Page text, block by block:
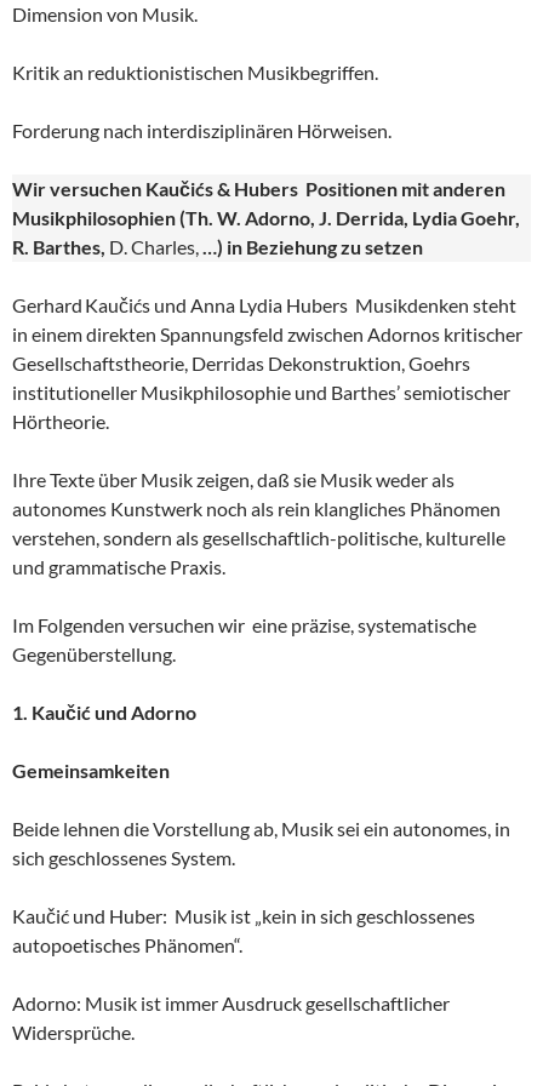
Dimension von Musik.
Kritik an reduktionistischen Musikbegriffen.
Forderung nach interdisziplinären Hörweisen.
Wir versuchen Kaučićs & Hubers Positionen mit anderen
Musikphilosophien (Th. W. Adorno, J. Derrida, Lydia Goehr,
R. Barthes, D. Charles,…) in Beziehung zu setzen
Gerhard Kaučićs und Anna Lydia Hubers Musikdenken steht
in einem direkten Spannungsfeld zwischen Adornos kritischer
Gesellschaftstheorie, Derridas Dekonstruktion, Goehrs
institutioneller Musikphilosophie und Barthes’ semiotischer
Hörtheorie.
Ihre Texte über Musik zeigen, daß sie Musik weder als
autonomes Kunstwerk noch als rein klangliches Phänomen
verstehen, sondern als gesellschaftlich-politische, kulturelle
und grammatische Praxis.
Im Folgenden versuchen wir eine präzise, systematische
Gegenüberstellung.
1. Kaučić und Adorno
Gemeinsamkeiten
Beide lehnen die Vorstellung ab, Musik sei ein autonomes, in
sich geschlossenes System.
Kaučić und Huber: Musik ist „kein in sich geschlossenes
autopoetisches Phänomen“.
Adorno: Musik ist immer Ausdruck gesellschaftlicher
Widersprüche.